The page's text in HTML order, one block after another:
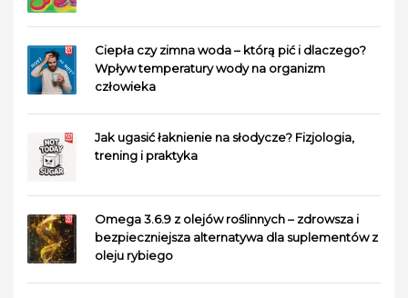
Ciepła czy zimna woda – którą pić i dlaczego?
Wpływ temperatury wody na organizm
człowieka
Jak ugasić łaknienie na słodycze? Fizjologia,
trening i praktyka
Omega 3.6.9 z olejów roślinnych – zdrowsza i
bezpieczniejsza alternatywa dla suplementów z
oleju rybiego